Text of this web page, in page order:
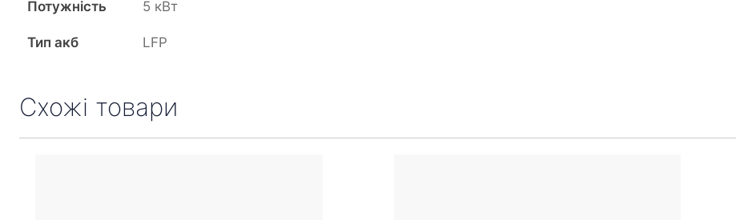
Потужність 5 кВт
Тип акб LFP
Схожі товари